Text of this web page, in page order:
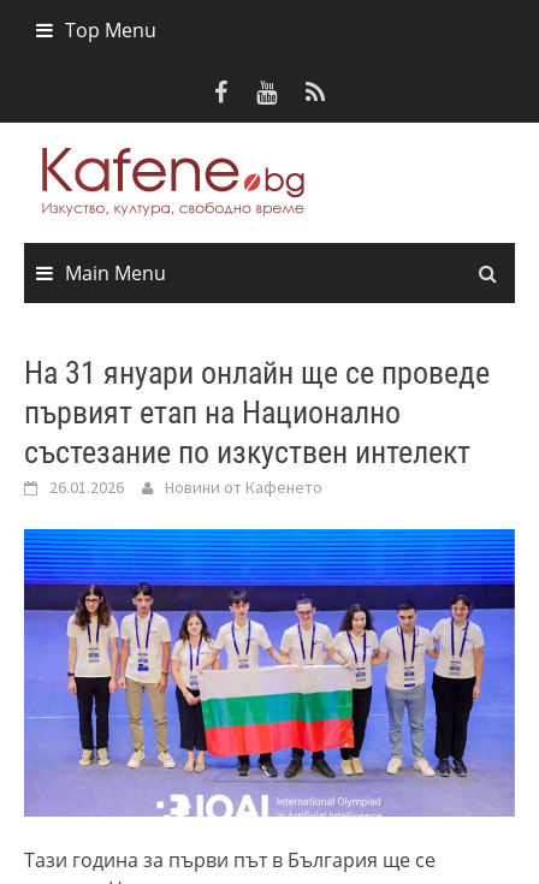
Top Menu
Main Menu
На 31 януари онлайн ще се проведе
първият етап на Национално
състезание по изкуствен интелект
26.01.2026 Новини от Кафенето
Тази година за първи път в България ще се